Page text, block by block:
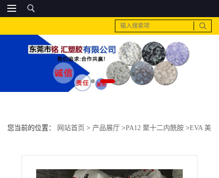
您当前的位置： 网站首页 > 产品展厅 >PA12 聚十二内酰胺 >EVA 美